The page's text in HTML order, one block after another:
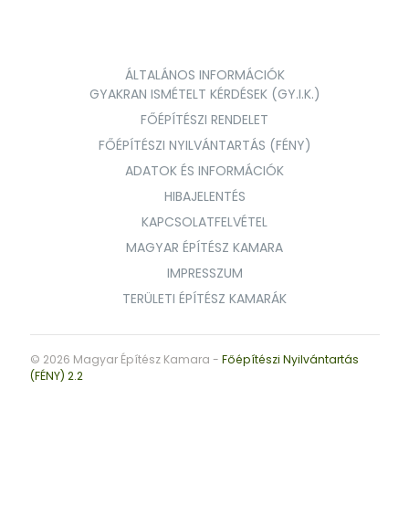
ÁLTALÁNOS INFORMÁCIÓK
GYAKRAN ISMÉTELT KÉRDÉSEK (GY.I.K.)
FŐÉPÍTÉSZI RENDELET
FŐÉPÍTÉSZI NYILVÁNTARTÁS (FÉNY)
ADATOK ÉS INFORMÁCIÓK
HIBAJELENTÉS
KAPCSOLATFELVÉTEL
MAGYAR ÉPÍTÉSZ KAMARA
IMPRESSZUM
TERÜLETI ÉPÍTÉSZ KAMARÁK
© 2026 Magyar Építész Kamara - Főépítészi Nyilvántartás
(FÉNY) 2.2